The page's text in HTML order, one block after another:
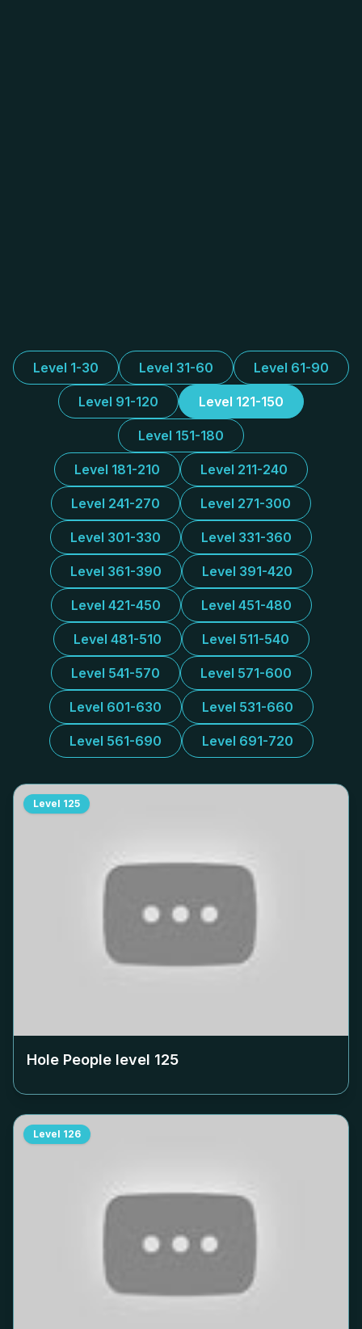
Level 1-30 Level 31-60 Level 61-90
Level 91-120 Level 121-150
Level 151-180
Level 181-210 Level 211-240
Level 241-270 Level 271-300
Level 301-330 Level 331-360
Level 361-390 Level 391-420
Level 421-450 Level 451-480
Level 481-510 Level 511-540
Level 541-570 Level 571-600
Level 601-630 Level 531-660
Level 561-690 Level 691-720
Level 125
Hole People level 125
Level 126